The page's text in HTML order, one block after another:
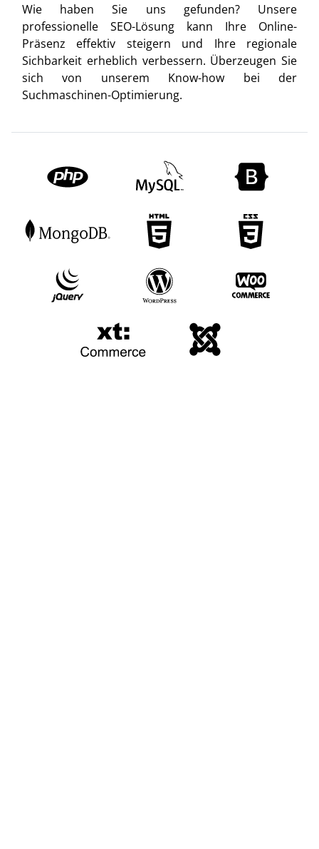
Wie haben Sie uns gefunden? Unsere
professionelle SEO-Lösung kann Ihre Online-
Präsenz effektiv steigern und Ihre regionale
Sichbarkeit erheblich verbessern. Überzeugen Sie
sich von unserem Know-how bei der
Suchmaschinen-Optimierung.